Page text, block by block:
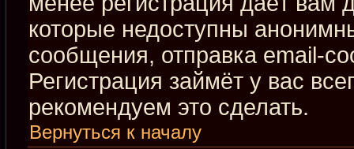
которые недоступны
сообщения, отправка email-
Регистрация займёт у вас
рекомендуем это сделать.
Вернуться к началу